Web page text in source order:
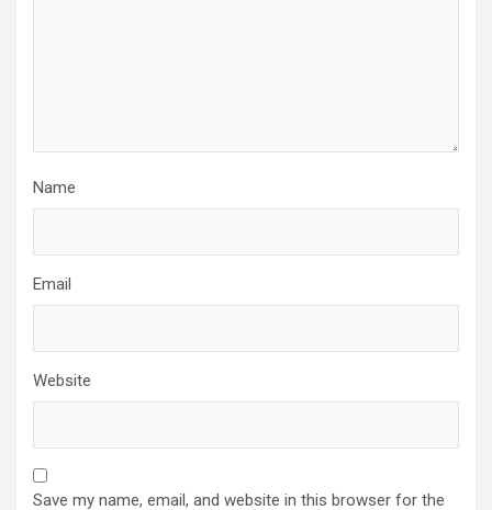
Name
Email
Website
Save my name, email, and website in this browser for the